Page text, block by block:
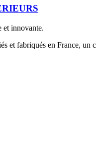
et innovante.
et fabriqués en France,